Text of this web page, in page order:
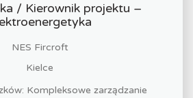
/ Kierownik projektu –
NES Fircroft
Kielce
Kompleksowe zarządzanie